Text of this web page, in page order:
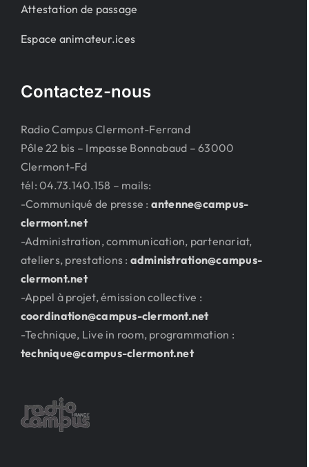
Attestation de passage
Espace animateur.ices
Contactez-nous
Radio Campus Clermont-Ferrand
Pôle 22 bis – Impasse Bonnabaud – 63000
Clermont-Fd
tél: 04.73.140.158 – mails:
-Communiqué de presse : antenne@campus-
clermont.net
-Administration, communication, partenariat,
ateliers, prestations : administration@campus-
clermont.net
-Appel à projet, émission collective :
coordination@campus-clermont.net
-Technique, Live in room, programmation :
technique@campus-clermont.net